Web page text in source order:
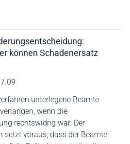
können Schadenersatz
unterlegene Beamte
wenn die
rechtswidrig war. Der
setzt voraus, dass der Beamte